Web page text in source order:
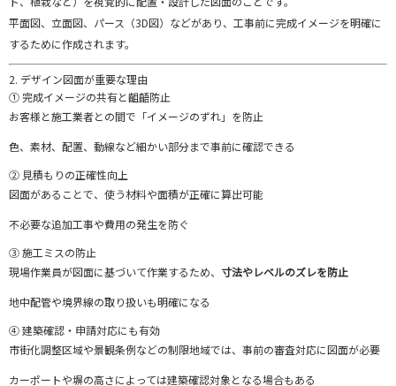
平面図、 立面図、 パース（3D図） などがあり、 工事前に完成イメージを明確に
するために作成されます。
2. デザイン図面が重要な理由
①完成イメージの共有と齟齬防止
お客様と施工業者との間で「イメージのずれ」 を防止
色、 素材、 配置、 動線など細かい部分まで事前に確認できる
② 見積もりの正確性向上
図面がある ことで、 使う材料や面積が正確に算出可能
不必要な追加工事や費用の発生を防ぐ
③施工ミスの防止
現場作業員が図面に基づいて作業するため、 寸法やレベルのズレを防止
地中配管や境界線の取り扱いも明確になる
④建築確認・ 申請対応にも有効
市街化調整区域や景観条例などの制限地域では、 事前の審査対応に図面が必要
カーポートや塀の高さによっては建築確認対象となる場合もある